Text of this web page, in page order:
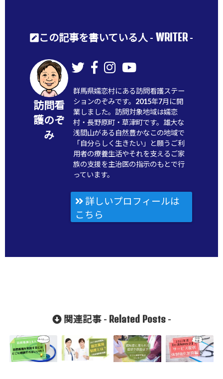
この記事を書いている人 - WRITER-
訪問看
護のぞ
み
群馬県嬬恋村にある訪問看護ステー
ションのぞみです。2015年7月に開
業しました。訪問対象地域は嬬恋
村・長野原町・草津町です。雄大な
浅間山がある自然豊かなこの地域で
「自分らしく生きたい」と願うご利
用者の療養生活やそれを支えるご家
族の支援を主治医の指示のもとで行
っています。
詳しいプロフィールは
こちら
関連記事 - Related Posts-